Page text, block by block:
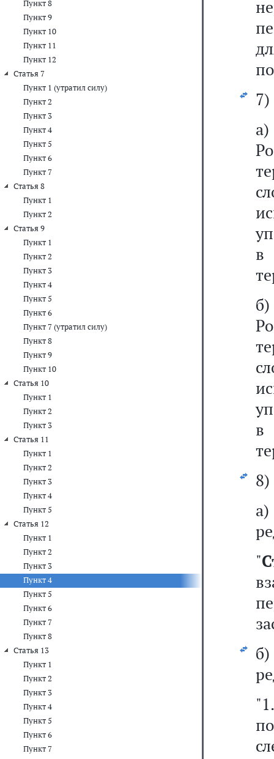
Пункт 8
Пункт 9
Пункт 10
Пункт 11
Пункт 12
Статья 7
Пункт 1 (утратил силу)
Пункт 2
Пункт 3
Пункт 4
Пункт 5
Пункт 6
Пункт 7
Статья 8
Пункт 1
Пункт 2
Статья 9
Пункт 1
Пункт 2
Пункт 3
Пункт 4
Пункт 5
Пункт 6
Пункт 7 (утратил силу)
Пункт 8
Пункт 9
Пункт 10
Статья 10
Пункт 1
Пункт 2
Пункт 3
Статья 11
Пункт 1
Пункт 2
Пункт 3
Пункт 4
Пункт 5
Статья 12
Пункт 1
Пункт 2
Пункт 3
Пункт 4
Пункт 5
Пункт 6
Пункт 7
Пункт 8
Статья 13
Пункт 1
Пункт 2
Пункт 3
Пункт 4
Пункт 5
Пункт 6
Пункт 7
в
в
"